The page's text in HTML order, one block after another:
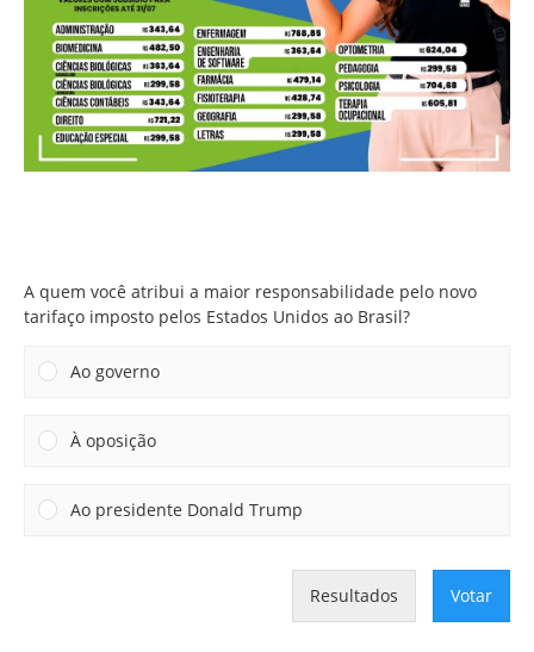
A quem você atribui a maior responsabilidade pelo novo
tarifaço imposto pelos Estados Unidos ao Brasil?
Ao governo
À oposição
Ao presidente Donald Trump
Resultados Votar